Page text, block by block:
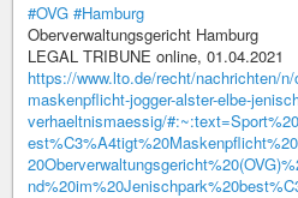
#OVG #Hamburg
Oberverwaltungsgericht Hamburg
LEGAL TRIBUNE online, 01.04.2021
https://www.lto.de/recht/nachrichten/
maskenpflicht-jogger-alster-elbe-
verhaeltnismaessig/